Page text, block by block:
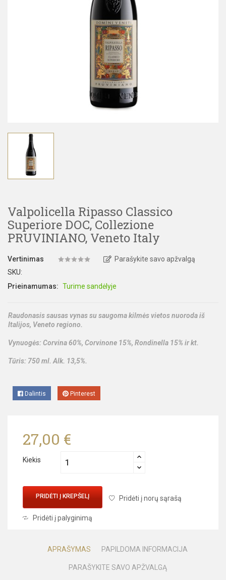
Valpolicella Ripasso Classico
Superiore DOC, Collezione
PRUVINIANO, Veneto Italy
Vertinimas
Parašykite savo apžvalgą
SKU:
Prieinamumas: Turime sandėlyje
Raudonasis sausas vynas su saugoma kilmės vietos nuoroda iš
Italijos, Veneto regiono.
Vynuogės: Corvina 60%, Corvinone 15%, Rondinella 15% ir kt.
Tūris: 750 ml. Alk. 13,5%.
Dalintis Pinterest
27,00 €
Kiekis
PRIDĖTI Į KREPŠELĮ Pridėti į norų sąrašą
Pridėti į palyginimą
APRAŠYMAS PAPILDOMA INFORMACIJA
PARAŠYKITE SAVO APŽVALGĄ